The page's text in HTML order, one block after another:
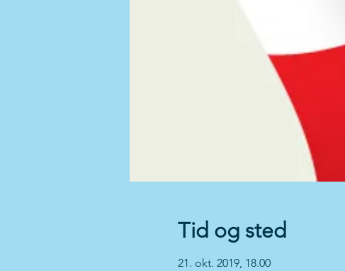
Tid og sted
21. okt. 2019, 18.00